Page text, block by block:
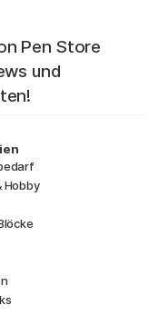
Pen Store
und
Hobby